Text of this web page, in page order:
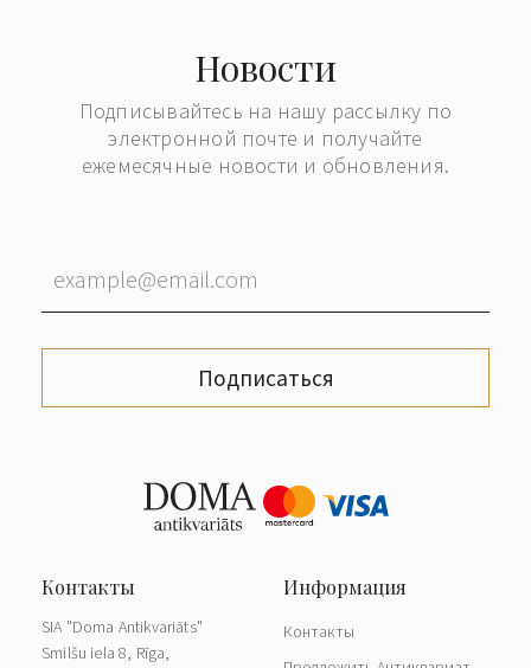
Новости
Подписывайтесь на нашу рассылку по
электронной почте и получайте
ежемесячные новости и обновления.
Подписаться
SIA "Doma Antikvariāts"
Smilšu iela 8, Rīga,
Контакты